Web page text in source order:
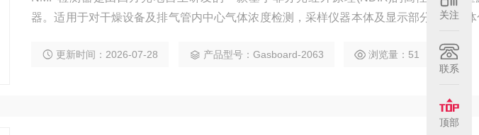
器。适用于对干燥设备及排气管内中心气体浓度检测，采样仪器本体及显示部分采用一
4-20mA电流输出、RS485对外通讯及浓度超限报警输出功能，能够适用于复杂苛刻的
更新时间：2026-07-28 产品型号：Gasboard-2063 浏览量：51
关注
联系
顶部